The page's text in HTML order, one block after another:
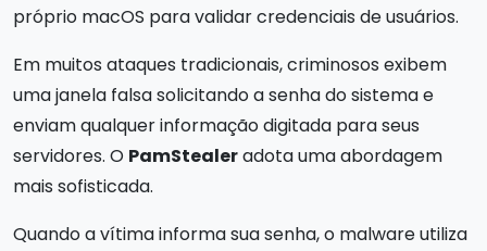
próprio macOS para validar credenciais de usuários.
Em muitos ataques tradicionais, criminosos exibem
uma janela falsa solicitando a senha do sistema e
enviam qualquer informação digitada para seus
servidores. O PamStealeradota uma abordagem
mais sofisticada.
Quando a vítima informa sua senha, o malware utiliza